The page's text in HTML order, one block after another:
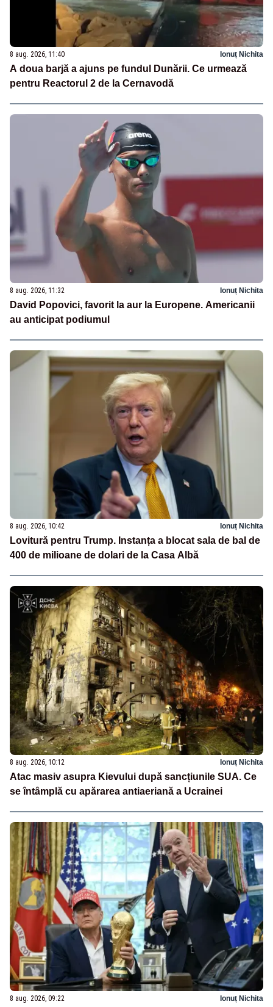
8 aug. 2026, 11:40 Ionuț Nichita
A doua barjă a ajuns pe fundul Dunării. Ce urmează
pentru Reactorul 2 de la Cernavodă
8 aug. 2026, 11:32 Ionuț Nichita
David Popovici, favorit la aur la Europene. Americanii
au anticipat podiumul
8 aug. 2026, 10:42 Ionuț Nichita
Lovitură pentru Trump. Instanța a blocat sala de bal de
400 de milioane de dolari de la Casa Albă
8 aug. 2026, 10:12 Ionuț Nichita
Atac masiv asupra Kievului după sancțiunile SUA. Ce
se întâmplă cu apărarea antiaeriană a Ucrainei
8 aug. 2026, 09:22 Ionuț Nichita